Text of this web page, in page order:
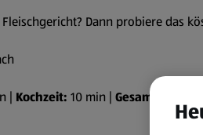
Dann probiere das
| Kochzeit: 10 min | Gesamtzeit: